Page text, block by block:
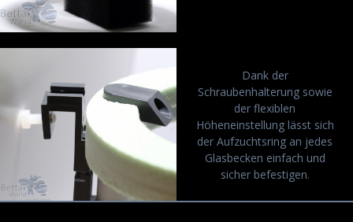
Dank der
Schraubenhalterung sowie
der flexiblen
Höheneinstellung lässt sich
der Aufzuchtsring an jedes
Glasbecken einfach und
sicher befestigen.